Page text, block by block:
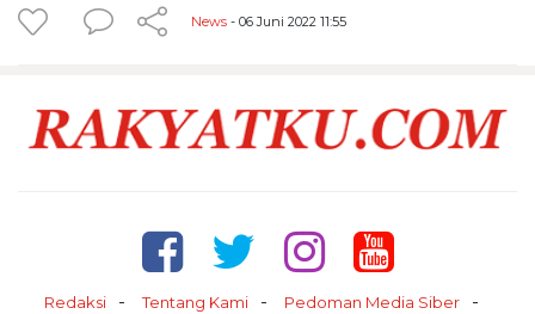
News - 06 Juni 2022 11:55
Redaksi Tentang Kami
Pedoman Media Siber